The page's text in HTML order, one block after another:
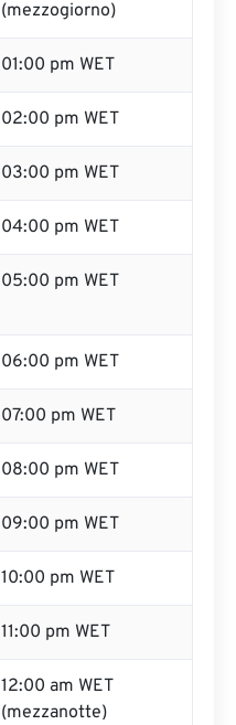
(mezzogiorno)
01:00 pm WET
02:00 pm WET
03:00 pm WET
04:00 pm WET
05:00 pm WET
06:00 pm WET
07:00 pm WET
08:00 pm WET
09:00 pm WET
10:00 pm WET
11:00 pm WET
12:00 am WET
(mezzanotte)